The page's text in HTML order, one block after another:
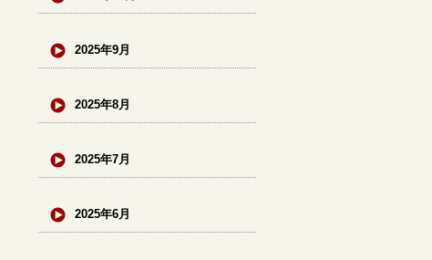
2025年9月
2025年8月
2025年7月
2025年6月